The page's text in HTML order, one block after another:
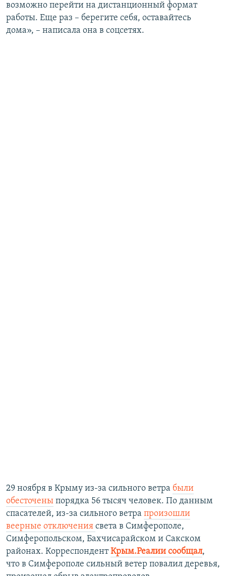
возможно перейти на дистанционный формат
работы. Еще раз – берегите себя, оставайтесь
дома», – написала она в соцсетях.
29 ноября в Крыму из-за сильного ветра были
обесточены порядка 56 тысяч человек. По данным
спасателей, из-за сильного ветра произошли
веерные отключения света в Симферополе,
Симферопольском, Бахчисарайском и Сакском
районах. КорреспондентКрым.Реалии сообщал,
что в Симферополе сильный ветер повалил деревья,